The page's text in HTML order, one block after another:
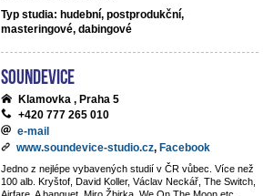
Typ studia: hudební, postprodukční,
masteringové, dabingové
Soundevice
Klamovka , Praha 5
+420 777 265 010
e-mail
www.soundevice-studio.cz, Facebook
Jedno z nejlépe vybavených studií v ČR vůbec. Více než
100 alb. Kryštof, David Koller, Václav Neckář, The Switch,